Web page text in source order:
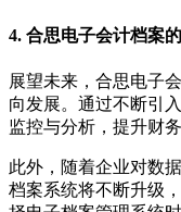
4. 合思电子会计档案
展望未来，合思电子
向发展。通过不断引
监控与分析，提升财
此外，随着企业对数
档案系统将不断升级